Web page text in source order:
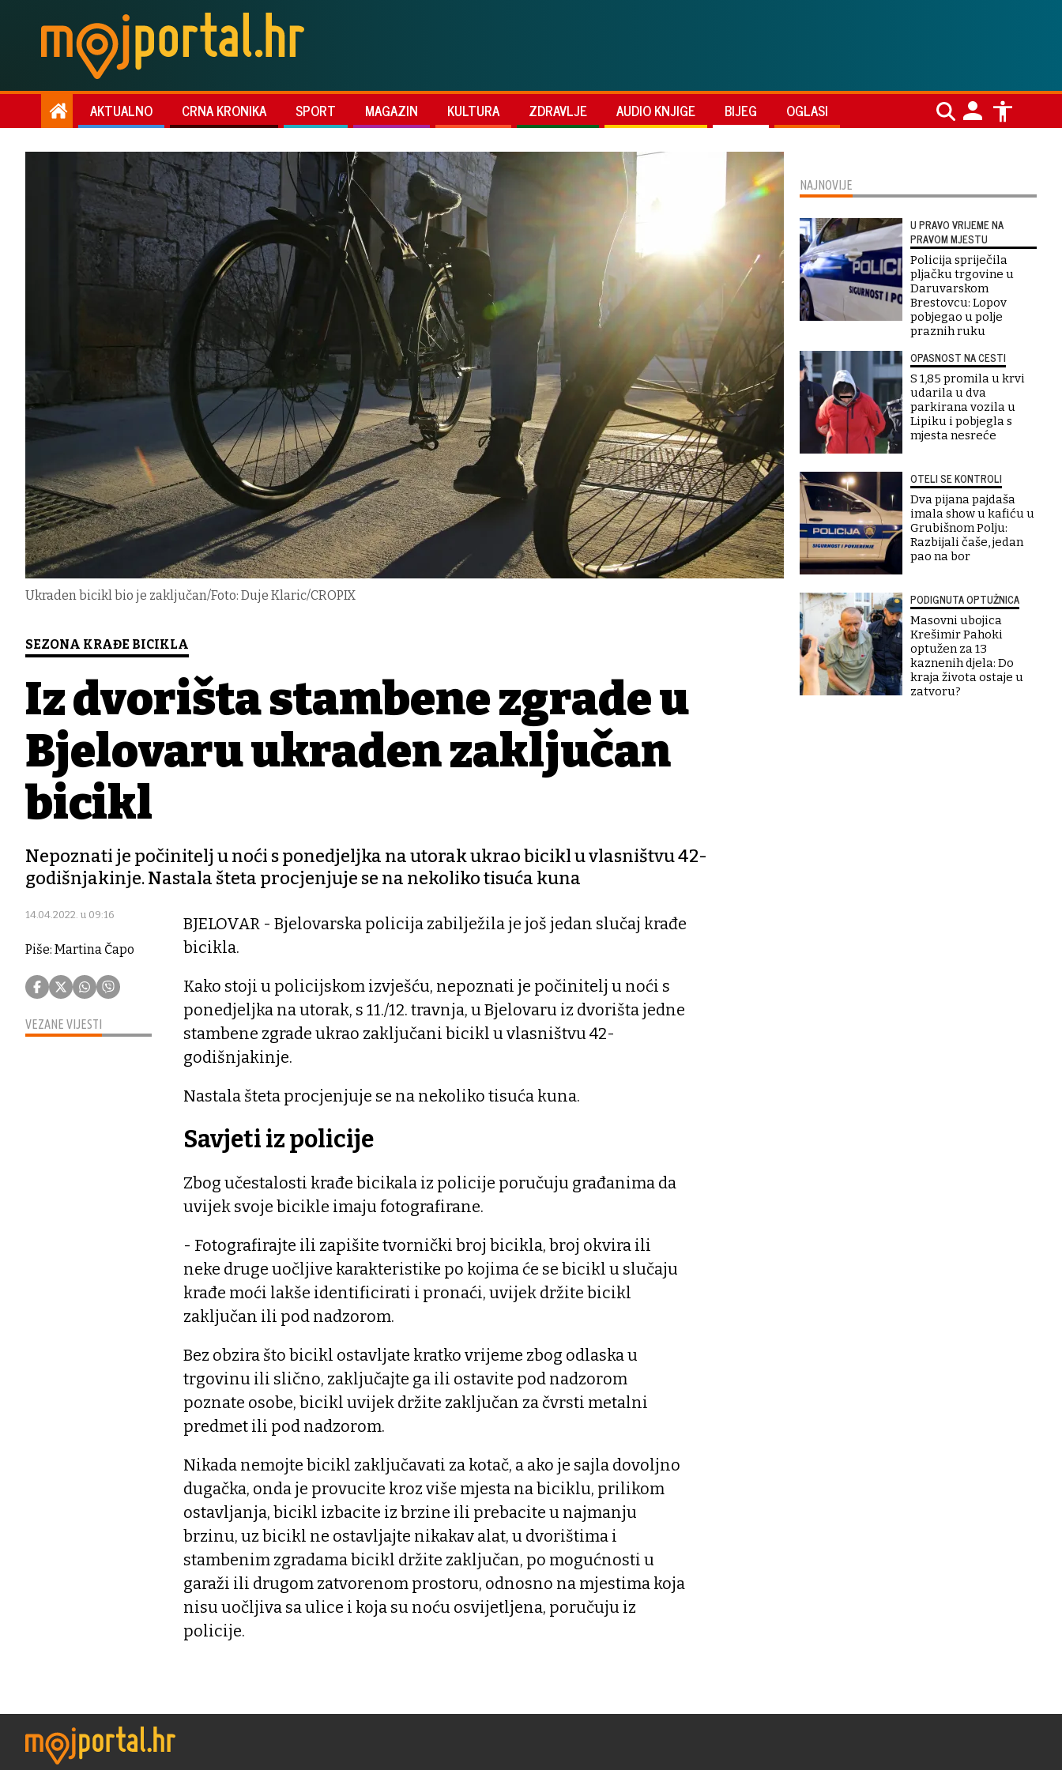
AKTUALNO CRNA KRONIKA SPORT MAGAZIN KULTURA ZDRAVLJE AUDIO KNJIGE BIJEG OGLASI
Ukraden bicikl bio je zaključan/Foto: Duje Klaric/CROPIX
SEZONA KRAĐE BICIKLA
Iz dvorišta stambene zgrade u
Bjelovaru ukraden zaključan
bicikl
Nepoznati je počinitelj u noći s ponedjeljka na utorak ukrao bicikl u vlasništvu 42-
godišnjakinje. Nastala šteta procjenjuje se na nekoliko tisuća kuna
14.04.2022. u 09:16
Piše: Martina Čapo
VEZANE VIJESTI
BJELOVAR - Bjelovarska policija zabilježila je još jedan slučaj krađe
bicikla.
Kako stoji u policijskom izvješću, nepoznati je počinitelj u noći s
ponedjeljka na utorak, s 11./12. travnja, u Bjelovaru iz dvorišta jedne
stambene zgrade ukrao zaključani bicikl u vlasništvu 42-
godišnjakinje.
Nastala šteta procjenjuje se na nekoliko tisuća kuna.
Savjeti iz policije
Zbog učestalosti krađe bicikala iz policije poručuju građanima da
uvijek svoje bicikle imaju fotografirane.
- Fotografirajte ili zapišite tvornički broj bicikla, broj okvira ili
neke druge uočljive karakteristike po kojima će se bicikl u slučaju
krađe moći lakše identificirati i pronaći, uvijek držite bicikl
zaključan ili pod nadzorom.
Bez obzira što bicikl ostavljate kratko vrijeme zbog odlaska u
trgovinu ili slično, zaključajte ga ili ostavite pod nadzorom
poznate osobe, bicikl uvijek držite zaključan za čvrsti metalni
predmet ili pod nadzorom.
Nikada nemojte bicikl zaključavati za kotač, a ako je sajla dovoljno
dugačka, onda je provucite kroz više mjesta na biciklu, prilikom
ostavljanja, bicikl izbacite iz brzine ili prebacite u najmanju
brzinu, uz bicikl ne ostavljajte nikakav alat, u dvorištima i
stambenim zgradama bicikl držite zaključan, po mogućnosti u
garaži ili drugom zatvorenom prostoru, odnosno na mjestima koja
nisu uočljiva sa ulice i koja su noću osvijetljena, poručuju iz
policije.
NAJNOVIJE
U PRAVO VRIJEME NA
PRAVOM MJESTU
Policija spriječila
pljačku trgovine u
Daruvarskom
Brestovcu: Lopov
pobjegao u polje
praznih ruku
OPASNOST NA CESTI
S 1,85 promila u krvi
udarila u dva
parkirana vozila u
Lipiku i pobjegla s
mjesta nesreće
OTELI SE KONTROLI
Dva pijana pajdaša
imala show u kafiću u
Grubišnom Polju:
Razbijali čaše, jedan
pao na bor
PODIGNUTA OPTUŽNICA
Masovni ubojica
Krešimir Pahoki
optužen za 13
kaznenih djela: Do
kraja života ostaje u
zatvoru?